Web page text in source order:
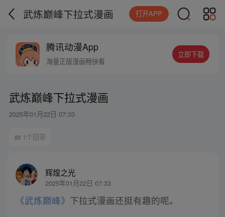
武炼巅峰下拉式漫画 打开APP
腾讯动漫App
海量正版漫画畅快看
立即下载
武炼巅峰下拉式漫画
2025年01月22日 07:33
1个回答
辉煌之光
2025年01月22日 07:33
《武炼巅峰》 下拉式漫画还挺有趣的呢。